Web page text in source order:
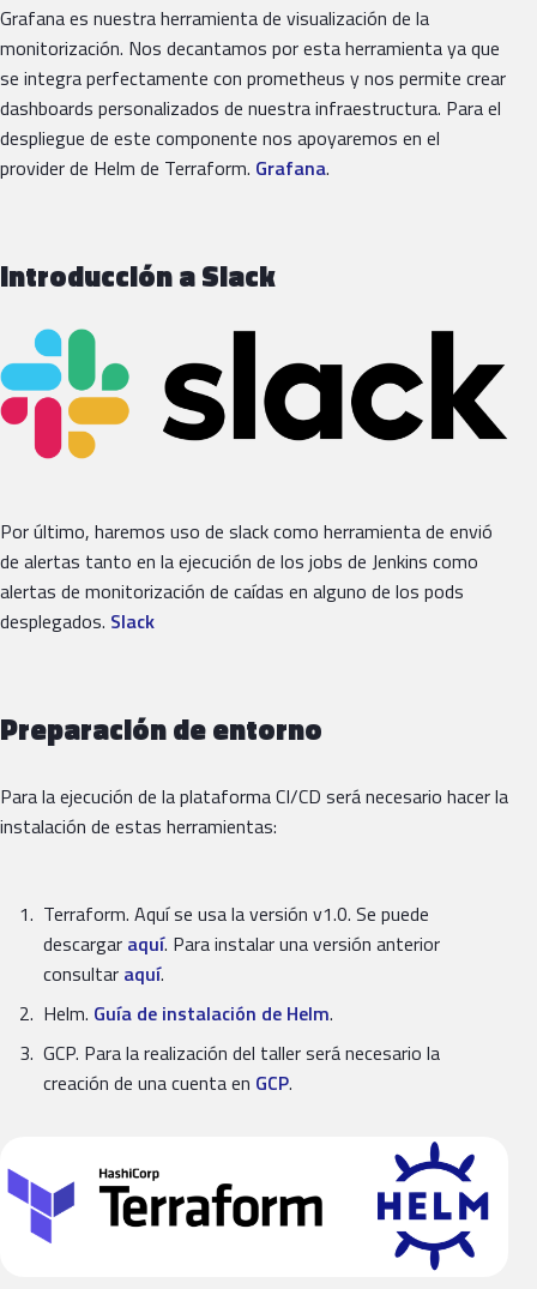
Grafana es nuestra herramienta de visualización de la
monitorización. Nos decantamos por esta herramienta ya que
se integra perfectamente con prometheus y nos permite crear
dashboards personalizados de nuestra infraestructura. Para el
despliegue de este componente nos apoyaremos en el
provider de Helm de Terraform. Grafana.
Introducción a Slack
Por último, haremos uso de slack como herramienta de envió
de alertas tanto en la ejecución de los jobs de Jenkins como
alertas de monitorización de caídas en alguno de los pods
desplegados. Slack
Preparación de entorno
Para la ejecución de la plataforma CI/CD será necesario hacer la
instalación de estas herramientas:
Terraform. Aquí se usa la versión v1.0. Se puede
descargar aquí. Para instalar una versión anterior
consultar aquí.
Helm. Guía de instalación de Helm.
GCP. Para la realización del taller será necesario la
creación de una cuenta en GCP.